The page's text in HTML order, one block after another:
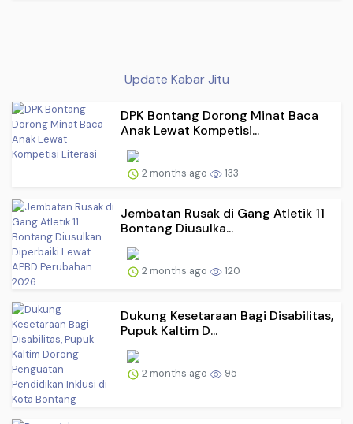
Update Kabar Jitu
DPK Bontang Dorong Minat Baca
Anak Lewat Kompetisi...
2 months ago 133
Jembatan Rusak di Gang Atletik 11
Bontang Diusulka...
2 months ago 120
Dukung Kesetaraan Bagi Disabilitas,
Pupuk Kaltim D...
2 months ago 95